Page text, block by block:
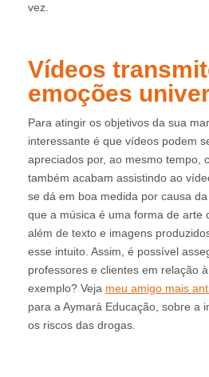
vez.
Vídeos
emoções
Para atingir os objetivos da sua
interessante é que vídeos podem
apreciados por, ao mesmo tempo,
também acabam assistindo ao
se dá em boa medida por causa
que a música é uma forma de arte
além de texto e imagens
esse intuito. Assim, é possível
professores e clientes em relação
exemplo? Veja meu amigo mais
para a Aymará Educação, sobre a
os riscos das drogas.